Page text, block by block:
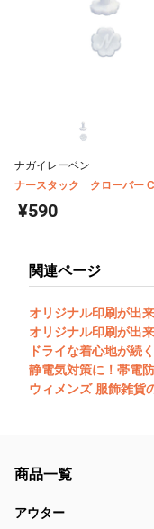
ナガイレーベン
ナースタック クローバー
¥590
関連ページ
オリジナル印刷が出
オリジナル印刷が出
ドライな着心地が続
静電気対策に！帯電
ウィメンズ 服飾雑貨
商品一覧
アウター